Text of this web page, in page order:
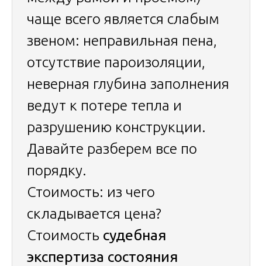
чаще всего является слабым
звеном: неправильная пена,
отсутствие пароизоляции,
неверная глубина заполнения
ведут к потере тепла и
разрушению конструкции.
Давайте разберем все по
порядку.
Стоимость: из чего
складывается цена?
Стоимость судебная
экспертиза состояния